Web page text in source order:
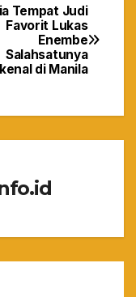
Tempat Judi
Favorit Lukas
Enembe
Salahsatunya
di Manila